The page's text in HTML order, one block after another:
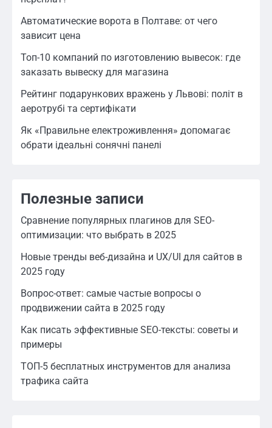
Автоматические ворота в Полтаве: от чего
зависит цена
Топ-10 компаний по изготовлению вывесок: где
заказать вывеску для магазина
Рейтинг подарункових вражень у Львові: політ в
аеротрубі та сертифікати
Як «Правильне електроживлення» допомагає
обрати ідеальні сонячні панелі
Полезные записи
Сравнение популярных плагинов для SEO-
оптимизации: что выбрать в 2025
Новые тренды веб-дизайна и UX/UI для сайтов в
2025 году
Вопрос-ответ: самые частые вопросы о
продвижении сайта в 2025 году
Как писать эффективные SEO-тексты: советы и
примеры
ТОП-5 бесплатных инструментов для анализа
трафика сайта